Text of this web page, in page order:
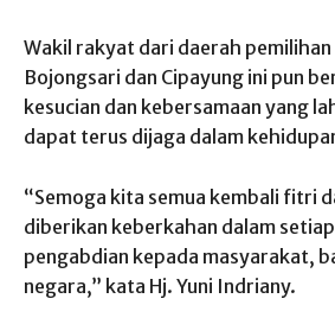
Wakil rakyat dari daerah pemilihan
Bojongsari dan Cipayung ini pun
kesucian dan kebersamaan yang
dapat terus dijaga dalam
“Semoga kita semua kembali fitri
diberikan keberkahan dalam
pengabdian kepada masyarakat,
negara,” kata Hj. Yuni Indriany.